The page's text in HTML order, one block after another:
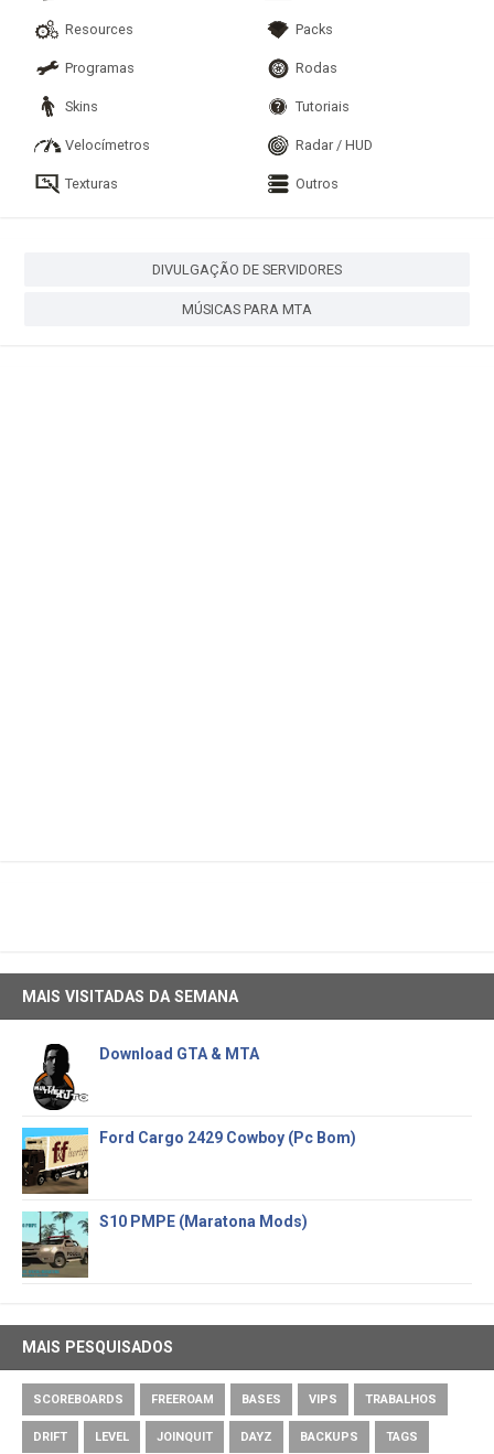
Resources Packs
Programas Rodas
Skins Tutoriais
Velocímetros Radar / HUD
Texturas Outros
DIVULGAÇÃO DE SERVIDORES
MÚSICAS PARA MTA
MAIS VISITADAS DA SEMANA
Download GTA & MTA
Ford Cargo 2429 Cowboy (Pc Bom)
S10 PMPE (Maratona Mods)
MAIS PESQUISADOS
SCOREBOARDS FREEROAM BASES VIPS TRABALHOS
DRIFT LEVEL JOINQUIT DAYZ BACKUPS TAGS